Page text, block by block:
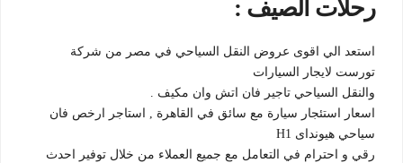
رحلات الصيف :
استعد الي اقوى عروض النقل السياحي في مصر من شركة
تورست لايجار السيارات
والنقل السياحي تاجير فان اتش وان مكيف .
اسعار استئجار سيارة مع سائق في القاهرة , استاجر ارخص فان
سياحي هيونداى H1
رقي و احترام في التعامل مع جميع العملاء من خلال توفير احدث